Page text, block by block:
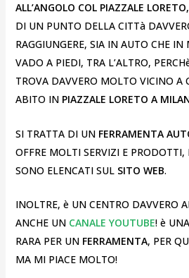
ALL’ANGOLO COL PIAZZALE
DI UN PUNTO DELLA CITTà
RAGGIUNGERE, SIA IN AUTO CHE
VADO A PIEDI, TRA L’ALTRO,
TROVA DAVVERO MOLTO VICINO A
ABITO IN PIAZZALE LORETO A
SI TRATTA DI UN FERRAMENTA
OFFRE MOLTI SERVIZI E
SONO ELENCATI SUL SITO WEB.
INOLTRE, è UN CENTRO DAVVERO
ANCHE UN CANALE YOUTUBE! è
RARA PER UN FERRAMENTA, PER
MA MI PIACE MOLTO!